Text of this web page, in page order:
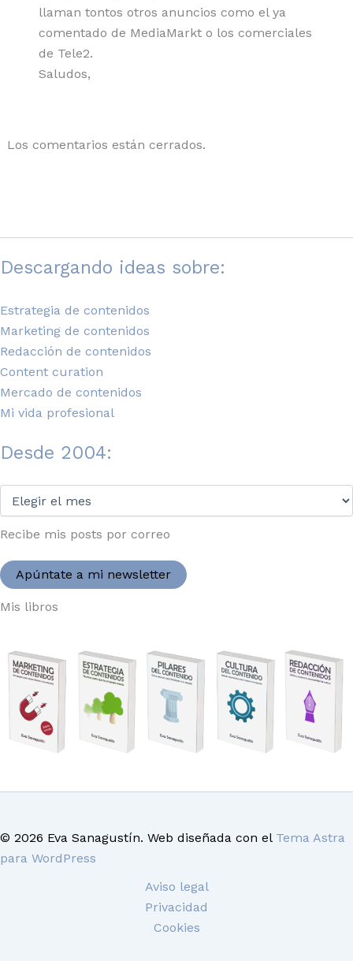
llaman tontos otros anuncios como el ya
comentado de MediaMarkt o los comerciales
de Tele2.
Saludos,
Los comentarios están cerrados.
Descargando ideas sobre:
Estrategia de contenidos
Marketing de contenidos
Redacción de contenidos
Content curation
Mercado de contenidos
Mi vida profesional
Desde 2004:
2004:
Recibe mis posts por correo
Apúntate a mi newsletter
Mis libros
© 2026 Eva Sanagustín. Web diseñada con el Tema Astra
para WordPress
Aviso legal
Privacidad
Cookies